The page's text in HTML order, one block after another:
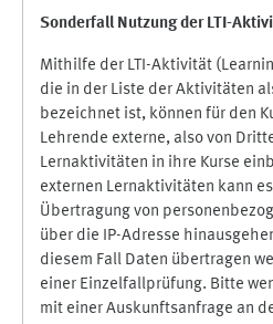
Sonderfall Nutzung der LTI-
Mithilfe der LTI-Aktivität
die in der Liste der Aktivitäten
bezeichnet ist, können für den
Lehrende externe, also von
Lernaktivitäten in ihre Kurse
externen Lernaktivitäten kann
Übertragung von
über die IP-Adresse
diesem Fall Daten übertragen
einer Einzelfallprüfung. Bitte
mit einer Auskunftsanfrage an